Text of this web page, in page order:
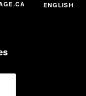
ENGLISH